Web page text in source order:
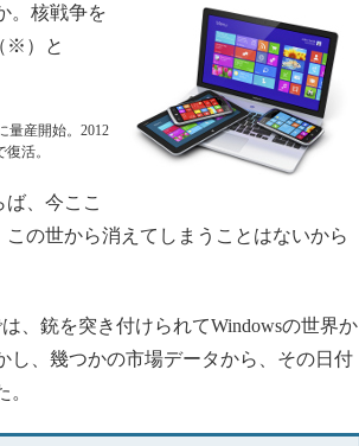
。核戦争を
※）と
量産開始。2012
活。
、今ここ
の世から消えてしまうことはないから
、銃を突き付けられてWindowsの世界か
し、幾つかの市場データから、その日付